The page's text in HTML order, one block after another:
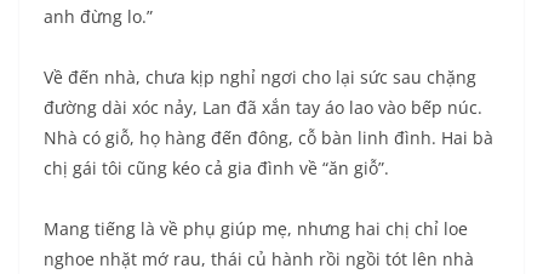
anh đừng lo.”
Về đến nhà, chưa kịp nghỉ ngơi cho lại sức sau chặng
đường dài xóc nảy, Lan đã xắn tay áo lao vào bếp núc.
Nhà có giỗ, họ hàng đến đông, cỗ bàn linh đình. Hai bà
chị gái tôi cũng kéo cả gia đình về “ăn giỗ”.
Mang tiếng là về phụ giúp mẹ, nhưng hai chị chỉ loe
nghoe nhặt mớ rau, thái củ hành rồi ngồi tót lên nhà